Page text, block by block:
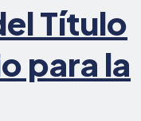
Título
para la